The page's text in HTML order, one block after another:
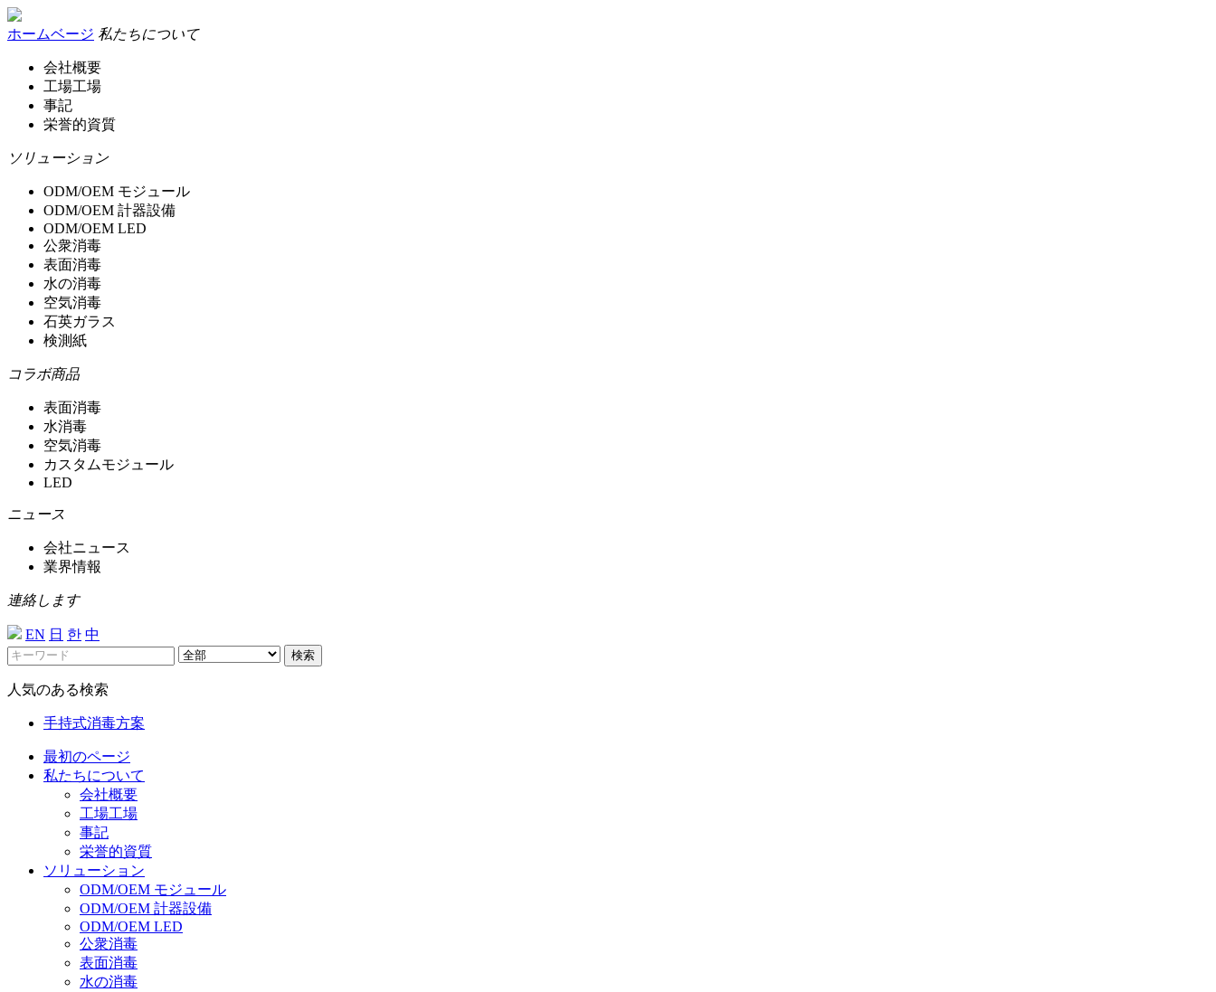
ホームベージ 私たちについて
会社概要
工場工場
事記
栄誉的資質
ソリューション
ODM/OEM モジュール
ODM/OEM 計器設備
ODM/OEM LED
公衆消毒
表面消毒
水の消毒
空気消毒
石英ガラス
検測紙
コラボ商品
表面消毒
水消毒
空気消毒
カスタムモジュール
LED
ニュース
会社ニュース
業界情報
連絡します
EN 日 한 中
検索
人気のある検索
手持式消毒方案
最初のページ
私たちについて
会社概要
工場工場
事記
栄誉的資質
ソリューション
ODM/OEM モジュール
ODM/OEM 計器設備
ODM/OEM LED
公衆消毒
表面消毒
水の消毒